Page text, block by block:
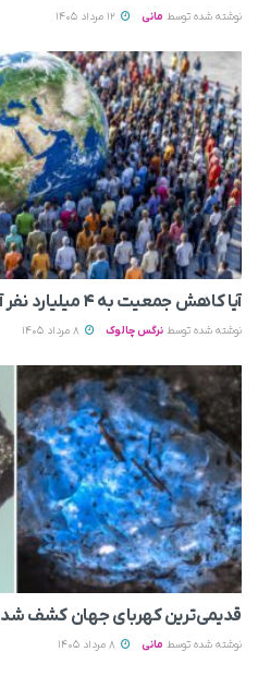
نوشته شده توسط مانی
آیا کاهش جمعیت به ۴ میلیارد نفر آینده بشر را تضمین می‌ کند؟
نوشته شده توسط نرگس چالوک
قدیمی‌ترین کهربای جهان کشف شد
نوشته شده توسط مانی